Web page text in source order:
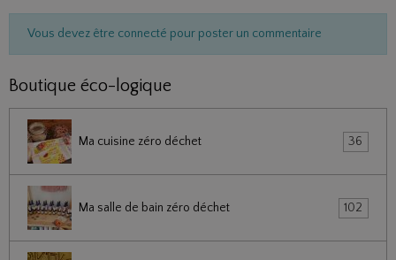
Vous devez être connecté pour poster un commentaire
Boutique éco-logique
Ma cuisine zéro déchet 36
Ma salle de bain zéro déchet 102